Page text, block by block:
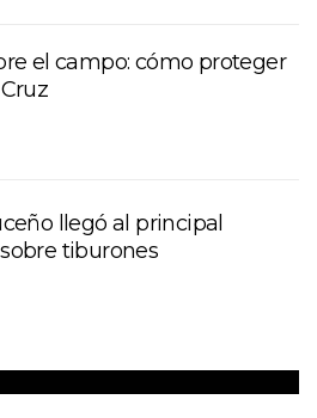
el campo: cómo proteger
llegó al principal
tiburones